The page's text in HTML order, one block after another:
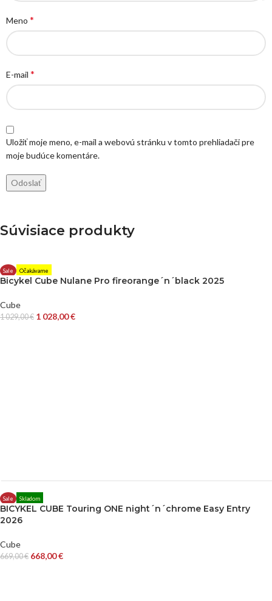
Meno *
E-mail *
Uložiť moje meno, e-mail a webovú stránku v tomto prehliadači pre
moje budúce komentáre.
Súvisiace produkty
Sale Očakávame
Bicykel Cube Nulane Pro fireorange´n´black 2025
Cube
1 029,00€ 1 028,00€
Sale Skladom
BICYKEL CUBE Touring ONE night´n´chrome Easy Entry
2026
Cube
669,00€ 668,00€